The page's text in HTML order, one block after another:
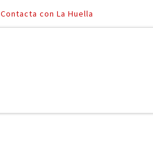
Contacta con La Huella